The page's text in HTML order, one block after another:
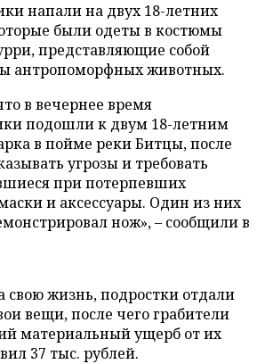
напали на двух 18-летних
были одеты в костюмы
представляющие собой
антропоморфных животных.
в вечернее время
подошли к двум 18-летним
в пойме реки Битцы, после
угрозы и требовать
при потерпевших
и аксессуары. Один из них
нож», – сообщили в
свою жизнь, подростки отдали
вещи, после чего грабители
материальный ущерб от их
37 тыс. рублей.